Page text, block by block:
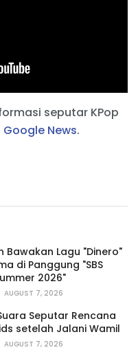
seputar KPop
Google News.
Bawakan Lagu "Dinero"
di Panggung "SBS
2026"
AUGUST 7, 2026
Seputar Rencana
setelah Jalani Wamil
AUGUST 7, 2026